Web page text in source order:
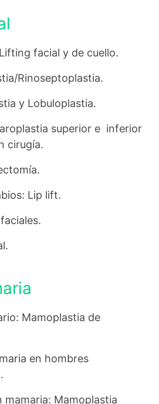
facial y de cuello.
Rinoseptoplastia.
y Lobuloplastia.
superior e inferior
cirugía.
Lip lift.
Mamoplastia de
en hombres
mamaria: Mamoplastia